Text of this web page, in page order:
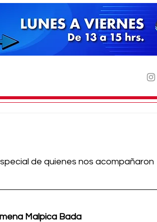
de quienes nos acompañaron
Malpica Bada